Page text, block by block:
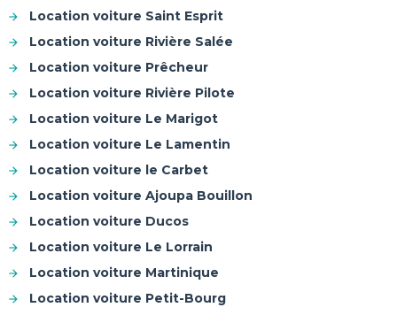
Location voiture Saint Esprit
Location voiture Rivière Salée
Location voiture Prêcheur
Location voiture Rivière Pilote
Location voiture Le Marigot
Location voiture Le Lamentin
Location voiture le Carbet
Location voiture Ajoupa Bouillon
Location voiture Ducos
Location voiture Le Lorrain
Location voiture Martinique
Location voiture Petit-Bourg